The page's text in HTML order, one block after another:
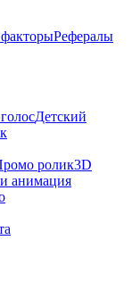
Рефералы
Детский
ролик3D
анимация